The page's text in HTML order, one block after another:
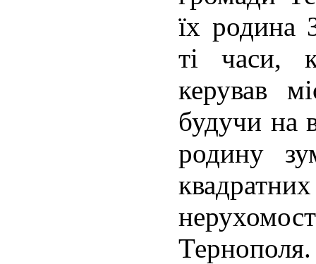
їх родина
ті часи,
керував
будучи на
родину
Тернополя.